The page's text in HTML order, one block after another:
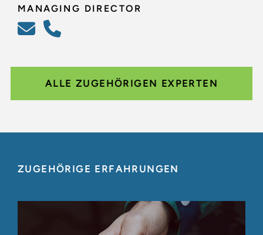
MANAGING DIRECTOR
ALLE ZUGEHÖRIGEN EXPERTEN
ZUGEHÖRIGE ERFAHRUNGEN